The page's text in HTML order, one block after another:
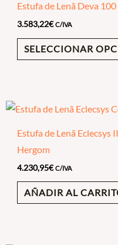
Estufa de Lenã Deva
3.583,22€ C/IVA
SELECCIONAR
Estufa de Lenã Eclecsys
Hergom
4.230,95€ C/IVA
AÑADIR AL